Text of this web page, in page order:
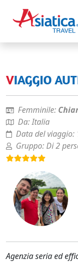
VIAGGIO
Femminile:
Da:Italia
Data del viaggio:
Gruppo:Di 2
Agenzia seria ed